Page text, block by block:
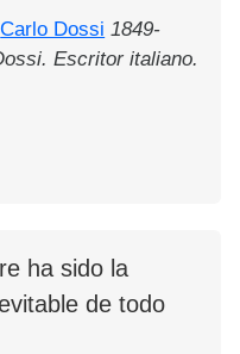
Carlo Dossi 1849-
Escritor italiano.
ha sido la
de todo